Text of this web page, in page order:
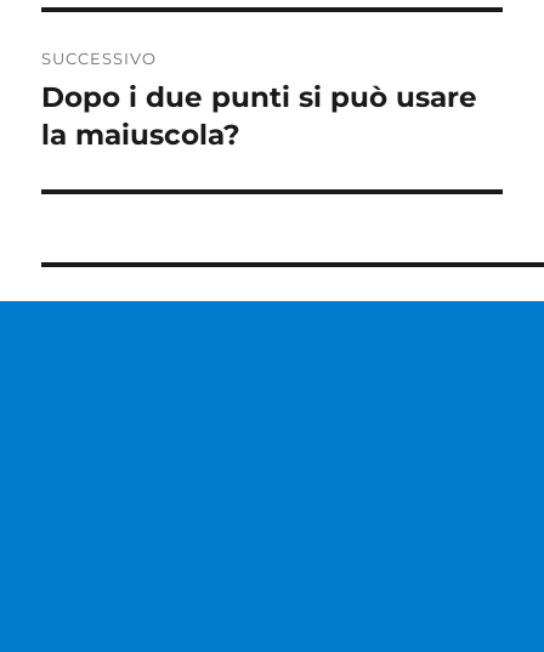
SUCCESSIVO
Articolo
successivo:
Dopo i due punti si può usare
la maiuscola?